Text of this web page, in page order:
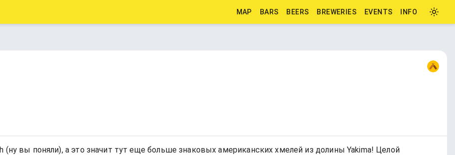
MAP BARS BEERS BREWERIES EVENTS INFO
вы поняли), а это значит тут еще больше знаковых американских хмелей из долины Yakima! Целой